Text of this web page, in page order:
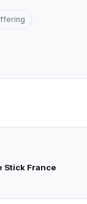
Stick France